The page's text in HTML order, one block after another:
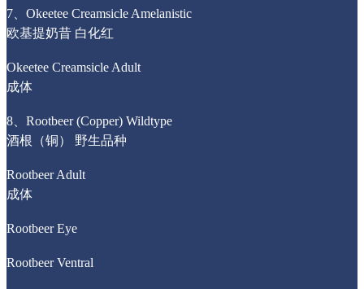
7、Okeetee Creamsicle Amelanistic
欧基提奶昔 白化红
Okeetee Creamsicle Adult
成体
8、Rootbeer (Copper) Wildtype
酒根（铜） 野生品种
Rootbeer Adult
成体
Rootbeer Eye
Rootbeer Ventral